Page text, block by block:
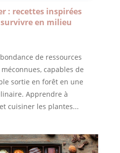
: recettes inspirées
en milieu
de ressources
capables de
sortie en forêt en une
Apprendre à
cuisiner les plantes...